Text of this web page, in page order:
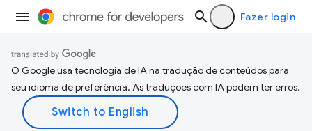
Fazer login
O Google usa tecnologia de IA na tradução de conteúdos para
seu idioma de preferência. As traduções com IA podem ter erros.